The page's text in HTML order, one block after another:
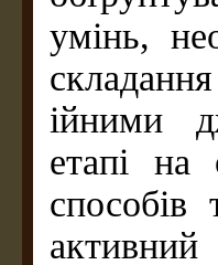
умінь,
ійними
етапі на
способів